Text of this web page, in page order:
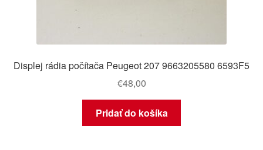
Displej rádia počítača Peugeot 207 9663205580 6593F5
€48,00
Pridať do košíka